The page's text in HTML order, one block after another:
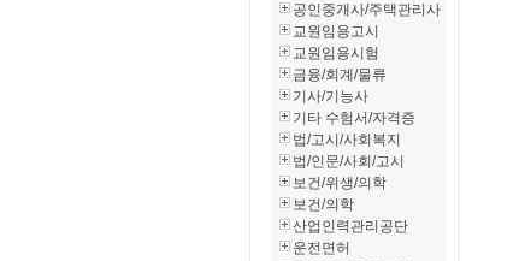
공인중개사/주택관리사
교원임용고시
교원임용시험
금융/회계/물류
기사/기능사
기타 수험서/자격증
법/고시/사회복지
법/인문/사회/고시
보건/위생/의학
보건/의학
산업인력관리공단
운전면허